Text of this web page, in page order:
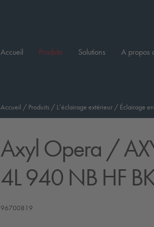
Accueil Produits Solutions A propos
Accueil / Produits / L’éclairage extérieur / Éclairage
Axyl Opera /
4L 940 NB HF
96700819